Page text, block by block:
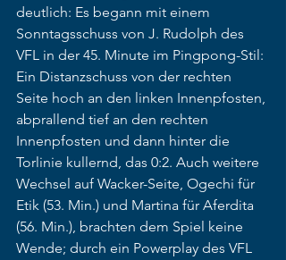
deutlich: Es begann mit einem
Sonntagsschuss von J. Rudolph des
VFL in der 45. Minute im Pingpong-Stil:
Ein Distanzschuss von der rechten
Seite hoch an den linken Innenpfosten,
abprallend tief an den rechten
Innenpfosten und dann hinter die
Torlinie kullernd, das 0:2. Auch weitere
Wechsel auf Wacker-Seite, Ogechi für
Etik (53. Min.) und Martina für Aferdita
(56. Min.), brachten dem Spiel keine
Wende; durch ein Powerplay des VFL